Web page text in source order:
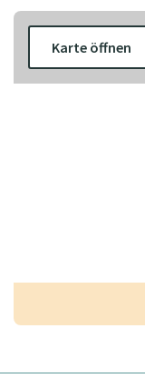
Karte öffnen